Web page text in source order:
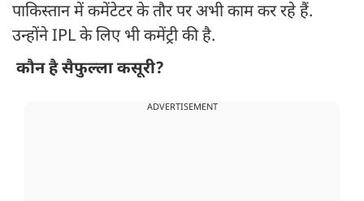
पाकिस्तान में कमेंटेटर के तौर पर अभी काम कर रहे हैं.
उन्होंने IPL के लिए भी कमेंट्री की है.
कौन है सैफुल्ला कसूरी?
ADVERTISEMENT